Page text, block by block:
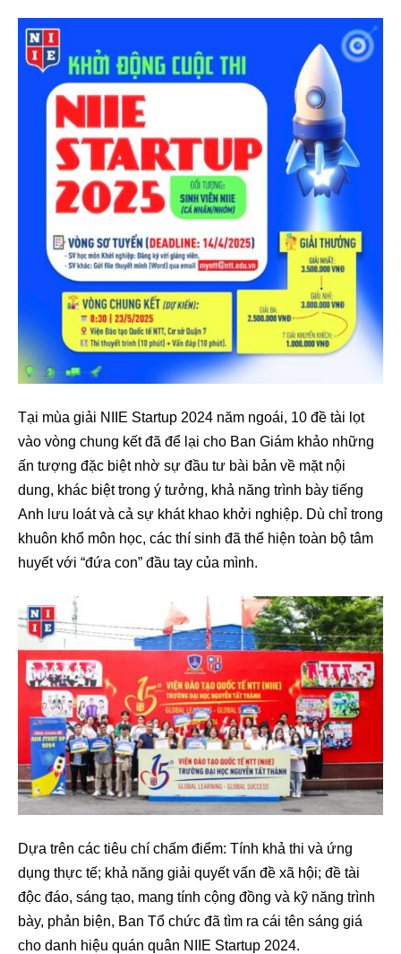
Tại mùa giải NIIE Startup 2024 năm ngoái, 10 đề tài lọt
vào vòng chung kết đã để lại cho Ban Giám khảo những
ấn tượng đặc biệt nhờ sự đầu tư bài bản về mặt nội
dung, khác biệt trong ý tưởng, khả năng trình bày tiếng
Anh lưu loát và cả sự khát khao khởi nghiệp. Dù chỉ trong
khuôn khổ môn học, các thí sinh đã thể hiện toàn bộ tâm
huyết với “đứa con” đầu tay của mình.
Dựa trên các tiêu chí chấm điểm: Tính khả thi và ứng
dụng thực tế; khả năng giải quyết vấn đề xã hội; đề tài
độc đáo, sáng tạo, mang tính cộng đồng và kỹ năng trình
bày, phản biện, Ban Tổ chức đã tìm ra cái tên sáng giá
cho danh hiệu quán quân NIIE Startup 2024.